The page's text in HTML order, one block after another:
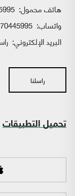
هاتف محمول:
واتساب:
البريد الإلكتروني:
راسلنا
تحميل التطبيقات